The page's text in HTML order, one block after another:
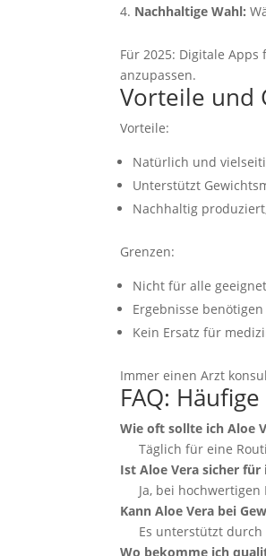
Nachhaltige Wahl:
Für 2025: Digitale
anzupassen.
Vorteile und
Vorteile:
Natürlich und
Unterstützt
Nachhaltig
Grenzen:
Nicht für alle
Ergebnisse
Kein Ersatz für
Immer einen Arzt
FAQ:
Wie oft sollte ich Aloe
Täglich für eine
Ist Aloe Vera sicher
Ja, bei
Kann Aloe Vera bei
Es unterstützt
Wo bekomme ich